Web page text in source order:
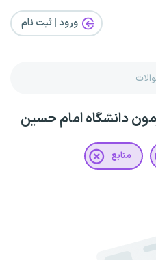
ورود | ثبت‌ نام
دانشگاه امام حسین
منابع